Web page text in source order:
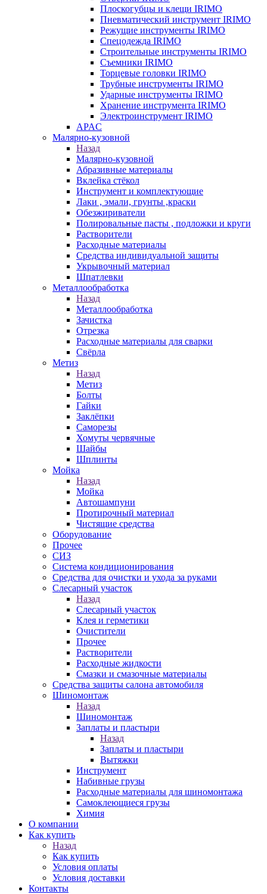
Плоскогубцы и клещи IRIMO
Пневматический инструмент IRIMO
Режущие инструменты IRIMO
Спецодежда IRIMO
Строительные инструменты IRIMO
Съемники IRIMO
Торцевые головки IRIMO
Трубные инструменты IRIMO
Ударные инструменты IRIMO
Хранение инструмента IRIMO
Электроинструмент IRIMO
APAC
Малярно-кузовной
Назад
Малярно-кузовной
Абразивные материалы
Вклейка стёкол
Инструмент и комплектующие
Лаки , эмали, грунты ,краски
Обезжириватели
Полировальные пасты , подложки и круги
Растворители
Расходные материалы
Средства индивидуальной защиты
Укрывочный материал
Шпатлевки
Металлообработка
Назад
Металлообработка
Зачистка
Отрезка
Расходные материалы для сварки
Свёрла
Метиз
Назад
Метиз
Болты
Гайки
Заклёпки
Саморезы
Хомуты червячные
Шайбы
Шплинты
Мойка
Назад
Мойка
Автошампуни
Протирочный материал
Чистящие средства
Оборудование
Прочее
СИЗ
Система кондиционирования
Средства для очистки и ухода за руками
Слесарный участок
Назад
Слесарный участок
Клея и герметики
Очистители
Прочее
Растворители
Расходные жидкости
Смазки и смазочные материалы
Средства защиты салона автомобиля
Шиномонтаж
Назад
Шиномонтаж
Заплаты и пластыри
Назад
Заплаты и пластыри
Вытяжки
Инструмент
Набивные грузы
Расходные материалы для шиномонтажа
Самоклеющиеся грузы
Химия
О компании
Как купить
Назад
Как купить
Условия оплаты
Условия доставки
Контакты